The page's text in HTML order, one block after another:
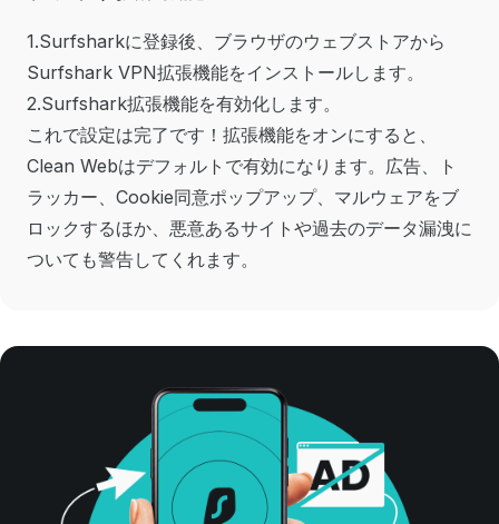
1.Surfsharkに登録後、ブラウザのウェブストアから
Surfshark VPN拡張機能をインストールします。
2.Surfshark拡張機能を有効化します。
これで設定は完了です！拡張機能をオンにすると、
Clean Webはデフォルトで有効になります。広告、ト
ラッカー、Cookie同意ポップアップ、マルウェアをブ
ロックするほか、悪意あるサイトや過去のデータ漏洩に
ついても警告してくれます。